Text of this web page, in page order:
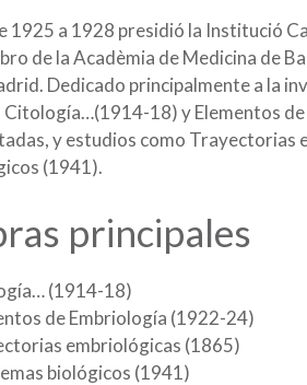
1925 a 1928 presidió la Institució
de la Acadèmia de Medicina de
Dedicado principalmente a la
Citología…(1914-18) y Elementos
y estudios como Trayectorias
(1941).
principales
(1914-18)
de Embriología (1922-24)
embriológicas (1865)
biológicos (1941)